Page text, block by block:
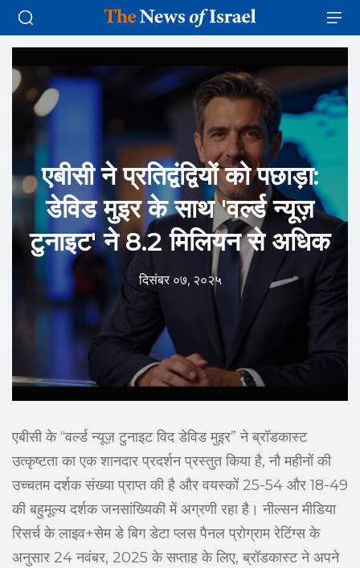
एबीसी ने प्रतिद्वंद्वियों को पछाड़ा:
डेविड मुइर के साथ 'वर्ल्ड न्यूज़
टुनाइट' ने 8.2 मिलियन से अधिक
दिसंबर ०७, २०२५
एबीसी के “वर्ल्ड न्यूज़ टुनाइट विद डेविड मुइर” ने ब्रॉडकास्ट
उत्कृष्टता का एक शानदार प्रदर्शन प्रस्तुत किया है, नौ महीनों की
उच्चतम दर्शक संख्या प्राप्त की है और वयस्कों 25-54 और 18-49
की बहुमूल्य दर्शक जनसांख्यिकी में अग्रणी रहा है। नील्सन मीडिया
रिसर्च के लाइव+सेम डे बिग डेटा प्लस पैनल प्रोग्राम रेटिंग्स के
अनुसार 24 नवंबर, 2025 के सप्ताह के लिए, ब्रॉडकास्ट ने अपने